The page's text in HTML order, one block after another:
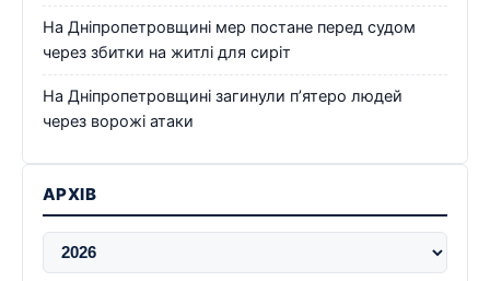
На Дніпропетровщині мер постане перед судом
через збитки на житлі для сиріт
На Дніпропетровщині загинули п’ятеро людей
через ворожі атаки
АРХІВ